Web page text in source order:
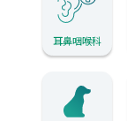
耳鼻咽喉科